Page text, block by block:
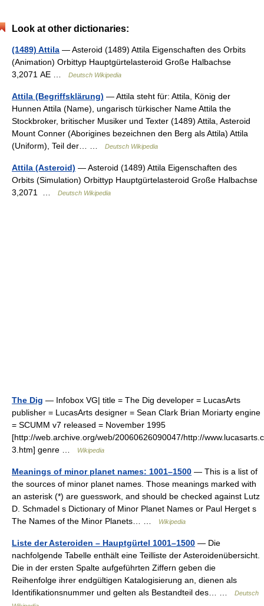
Look at other dictionaries:
(1489) Attila — Asteroid (1489) Attila Eigenschaften des Orbits
(Animation) Orbittyp Hauptgürtelasteroid Große Halbachse
3,2071 AE …
Deutsch Wikipedia
Attila (Begriffsklärung) — Attila steht für: Attila, König der
Hunnen Attila (Name), ungarisch türkischer Name Attila the
Stockbroker, britischer Musiker und Texter (1489) Attila, Asteroid
Mount Conner (Aborigines bezeichnen den Berg als Attila) Attila
(Uniform), Teil der… …
Deutsch Wikipedia
Attila (Asteroid) — Asteroid (1489) Attila Eigenschaften des
Orbits (Simulation) Orbittyp Hauptgürtelasteroid Große Halbachse
3,2071 …
Deutsch Wikipedia
The Dig — Infobox VG| title = The Dig developer = LucasArts
publisher = LucasArts designer = Sean Clark Brian Moriarty engine
= SCUMM v7 released = November 1995
[http://web.archive.org/web/20060626090047/http://
3.htm] genre …
Wikipedia
Meanings of minor planet names: 1001–1500 — This is a list of
the sources of minor planet names. Those meanings marked with
an asterisk (*) are guesswork, and should be checked against Lutz
D. Schmadel s Dictionary of Minor Planet Names or Paul Herget s
The Names of the Minor Planets… …
Wikipedia
Liste der Asteroiden – Hauptgürtel 1001–1500 — Die
nachfolgende Tabelle enthält eine Teilliste der Asteroidenübersicht.
Die in der ersten Spalte aufgeführten Ziffern geben die
Reihenfolge ihrer endgültigen Katalogisierung an, dienen als
Identifikationsnummer und gelten als Bestandteil des… …
Deutsch